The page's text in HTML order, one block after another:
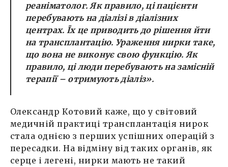
реаніматолог. Як правило, ці пацієнти
перебувають на діалізі в діалізних
центрах. Їх це приводить до рішення йти
на трансплантацію. Ураження нирки таке,
що вона не виконує свою функцію. Як
правило, ці люди перебувають на замісній
терапії – отримують діаліз».
Олександр Котовий каже, що у світовий
медичній практиці трансплантація нирок
стала однією з перших успішних операцій з
пересадки. На відміну від таких органів, як
серце і легені, нирки мають не такий